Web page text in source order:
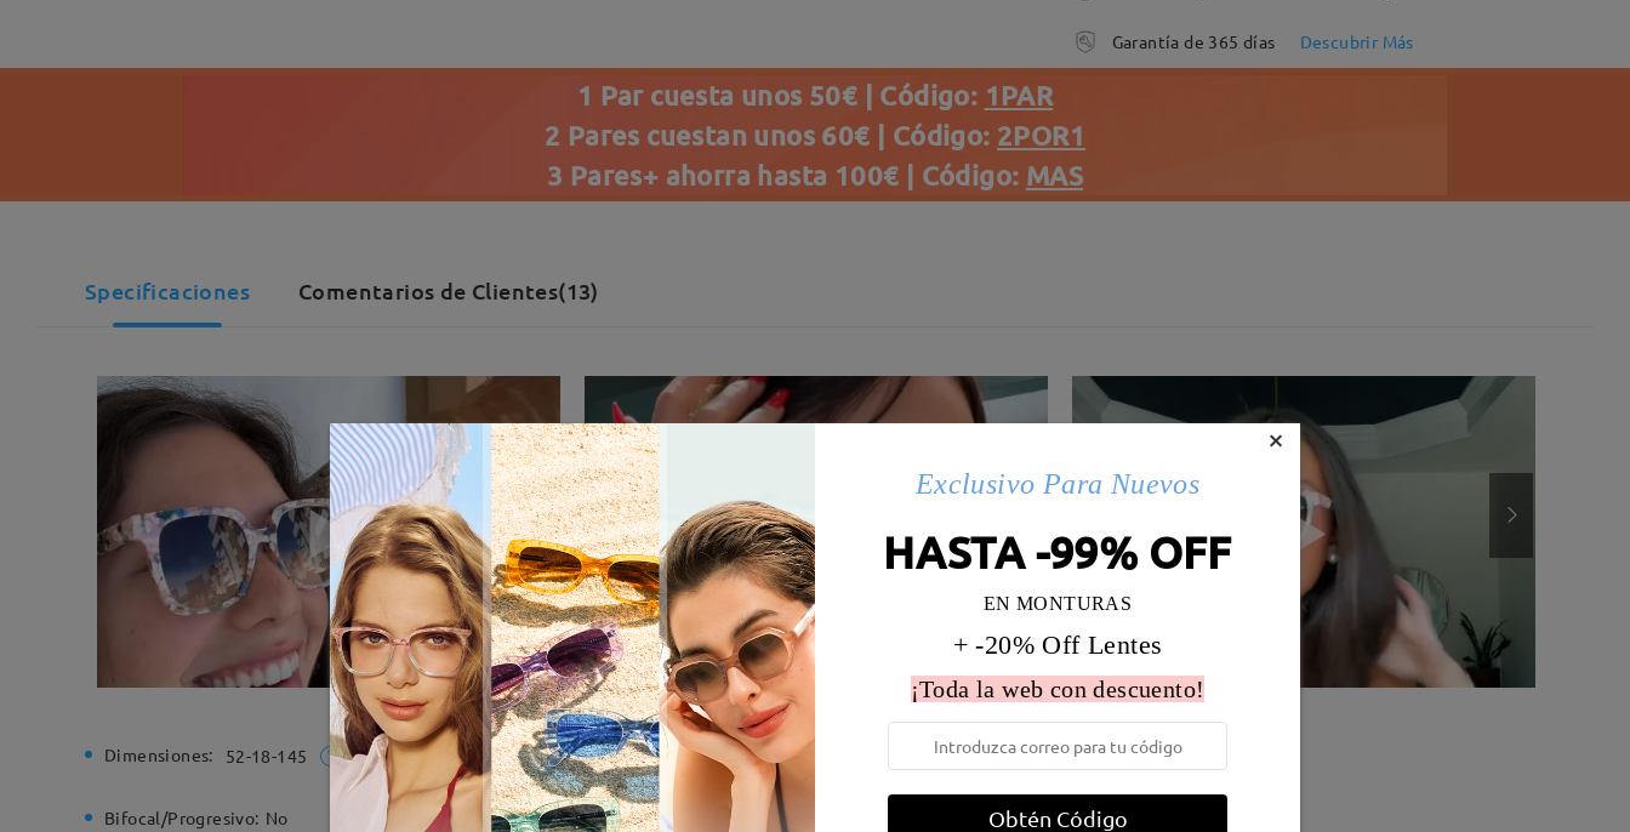
Garantía de 365 días Descubrir Más
1 Par cuesta unos 50€ | Código: 1PAR
2 Pares cuestan unos 60€ | Código: 2POR1
3 Pares+ ahorra hasta 100€ | Código: MAS
Specificaciones Comentarios de Clientes(13)
Dimensiones: 52-18-145 Ancho de la montura: 129 mm Medio) Diametro de lentes: 54 mm
Bifocal/Progresivo: No Bisagra de resorte: No Material de la montura: Acetato
×
Exclusivo Para Nuevos
HASTA -99% OFF
EN MONTURAS
+ -20% Off Lentes
¡Toda la web con descuento!
Obtén Código